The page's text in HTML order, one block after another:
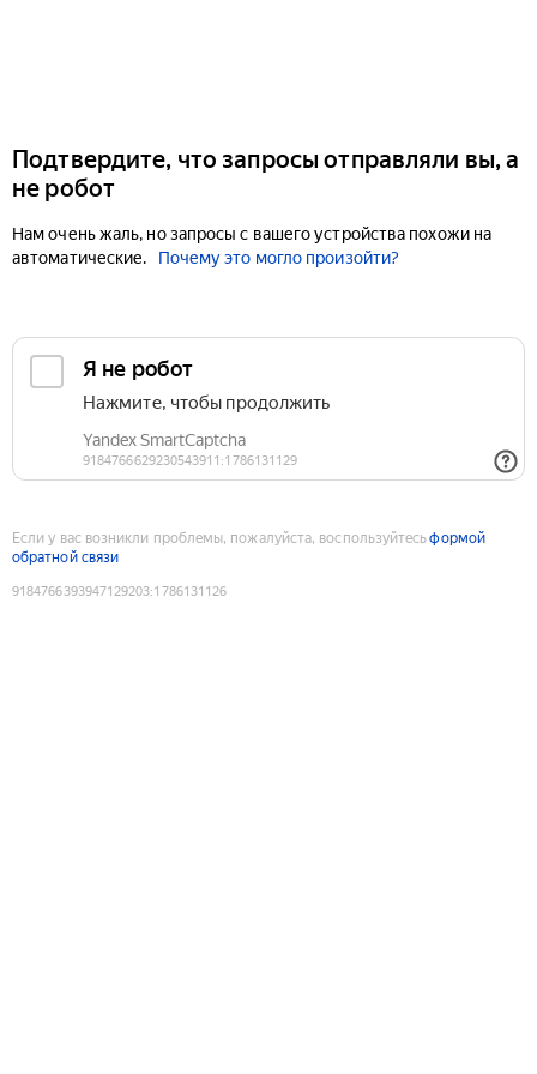
Подтвердите, что запросы отправляли вы, а
не робот
Нам очень жаль, но запросы с вашего устройства похожи на
автоматические.
Почему это могло произойти?
Если у вас возникли проблемы, пожалуйста, воспользуйтесьформой
обратной связи
9184766393947129203:1786131126